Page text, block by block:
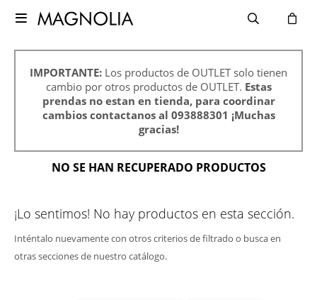

IMPORTANTE: Los productos de OUTLET solo tienen
cambio por otros productos de OUTLET. Estas
prendas no estan en tienda, para coordinar
cambios contactanos al 093888301 ¡Muchas
gracias!
NO SE HAN RECUPERADO PRODUCTOS
¡Lo sentimos! No hay productos en esta sección.
Inténtalo nuevamente con otros criterios de filtrado o busca en
otras secciones de nuestro catálogo.